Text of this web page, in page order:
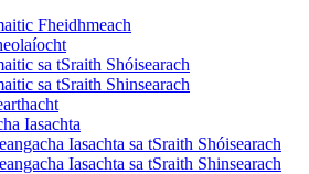
Fheidhmeach
sa tSraith Shóisearach
sa tSraith Shinsearach
Iasachta
Iasachta sa tSraith Shóisearach
Iasachta sa tSraith Shinsearach